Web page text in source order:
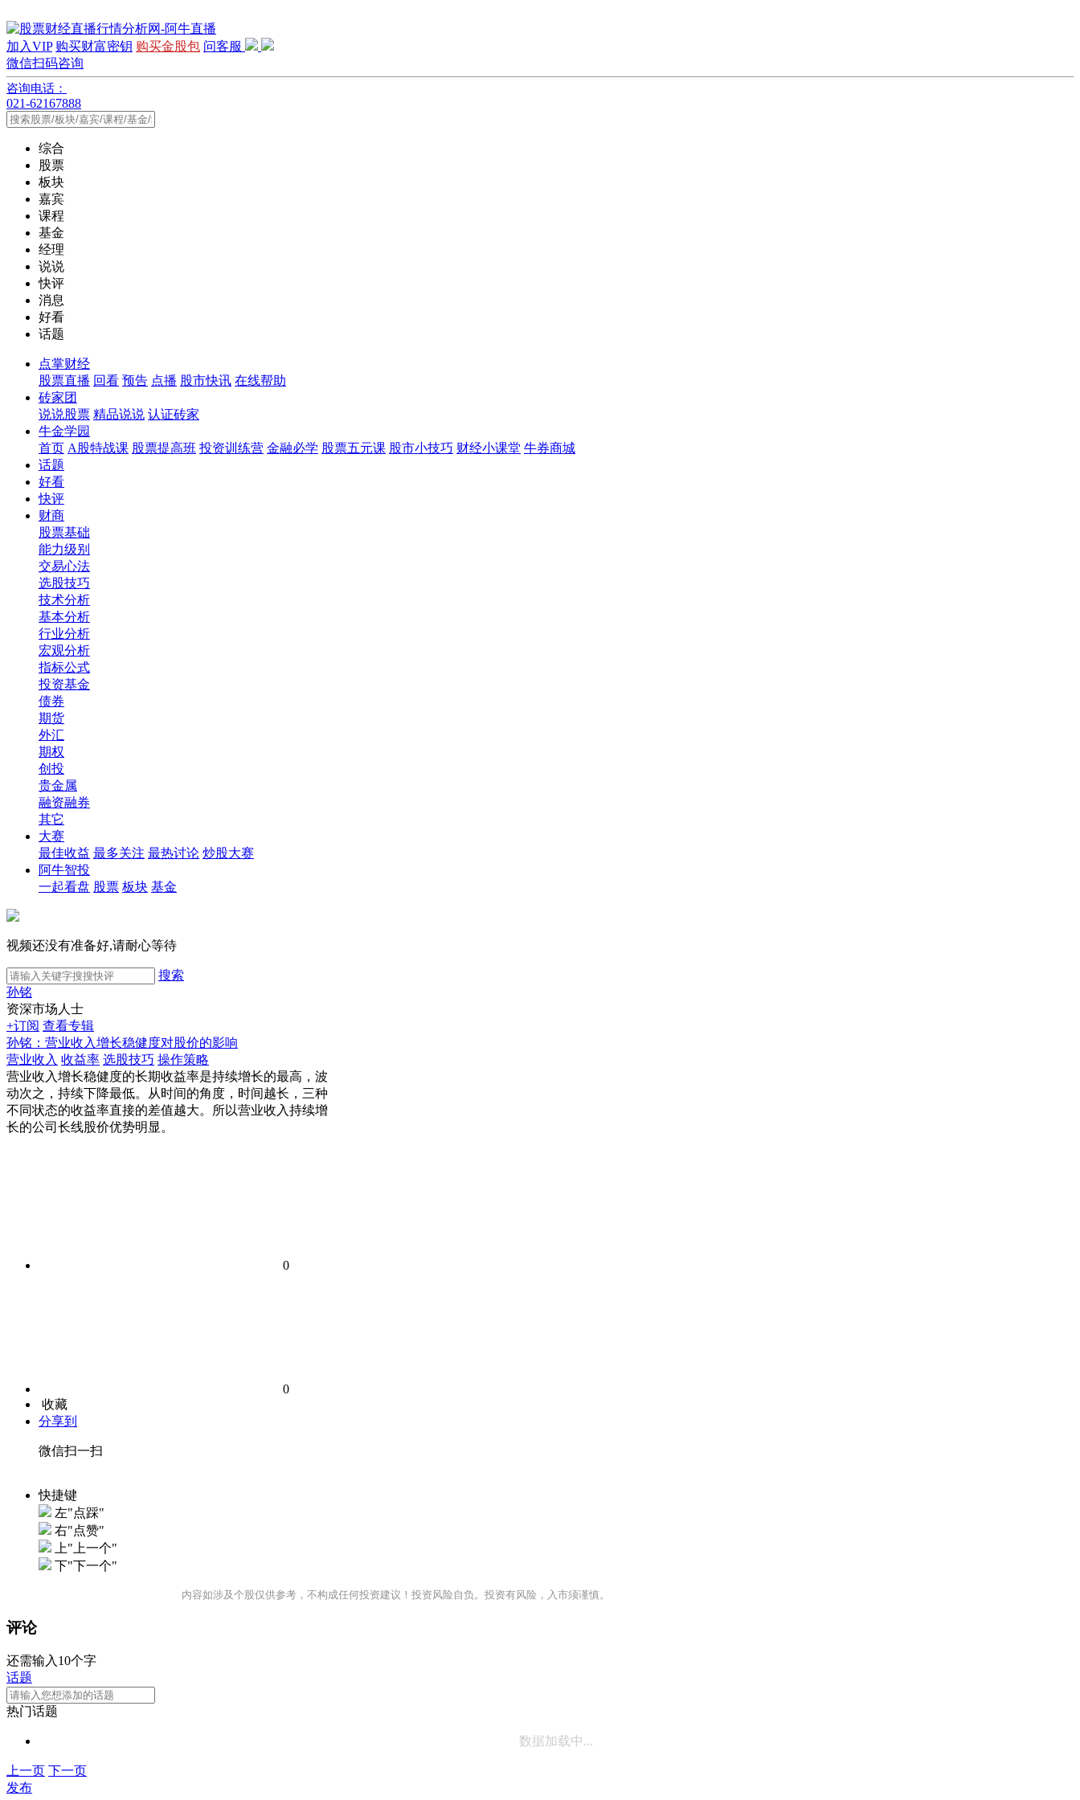
加入VIP 购买财富密钥 购买金股包 问客服
微信扫码咨询
咨询电话：
021-62167888
综合
股票
板块
嘉宾
课程
基金
经理
说说
快评
消息
好看
话题
点掌财经
股票直播 回看 预告 点播 股市快讯 在线帮助
砖家团
说说股票 精品说说 认证砖家
牛金学园
首页 A股特战课 股票提高班 投资训练营 金融必学 股票五元课 股市小技巧 财经小课堂 牛券商城
话题
好看
快评
财商
股票基础
能力级别
交易心法
选股技巧
技术分析
基本分析
行业分析
宏观分析
指标公式
投资基金
债券
期货
外汇
期权
创投
贵金属
融资融券
其它
大赛
最佳收益 最多关注 最热讨论 炒股大赛
阿牛智投
一起看盘 股票 板块 基金
视频还没有准备好,请耐心等待
搜索
孙铭
资深市场人士
+订阅 查看专辑
孙铭：营业收入增长稳健度对股价的影响
营业收入 收益率 选股技巧 操作策略
营业收入增长稳健度的长期收益率是持续增长的最高，波
动次之，持续下降最低。从时间的角度，时间越长，三种
不同状态的收益率直接的差值越大。所以营业收入持续增
长的公司长线股价优势明显。
0
0
收藏
分享到
微信扫一扫
快捷键
左"点踩"
右"点赞"
上"上一个"
下"下一个"
内容如涉及个股仅供参考，不构成任何投资建议！投资风险自负。投资有风险，入市须谨慎。
评论
还需输入10个字
话题
热门话题
数据加载中...
上一页 下一页
发布